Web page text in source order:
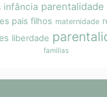
infância
pais filhos maternidade
liberdade
famílias